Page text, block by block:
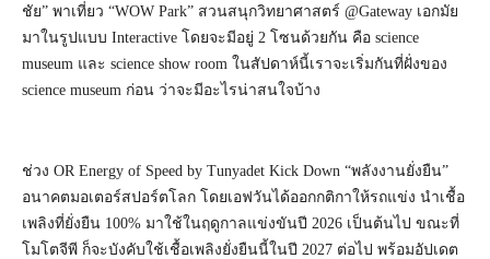
ชัย” พาเที่ยว “WOW Park” สวนสนุกวิทยาศาสตร์ @Gateway เอกมัย
มาในรูปแบบ Interactive โดยจะมีอยู่ 2 โซนด้วยกัน คือ science
museum และ science show room ในสัปดาห์นี้เราจะเริ่มกันที่ฝั่งของ
science museum ก่อน ว่าจะมีอะไรน่าสนใจบ้าง
ช่วง OR Energy of Speed by Tunyadet Kick Down “พลังงานยั่งยืน”
อนาคตมอเตอร์สปอร์ตโลก โดยเอฟวันได้ออกกติกาให้รถแข่ง นำเชื้อ
เพลิงที่ยั่งยืน 100% มาใช้ในฤดูกาลแข่งขันปี 2026 เป็นต้นไป ขณะที่
โมโตจีพี ก็จะบังคับใช้เชื้อเพลิงยั่งยืนนี้ในปี 2027 ต่อไป พร้อมอัปเดต